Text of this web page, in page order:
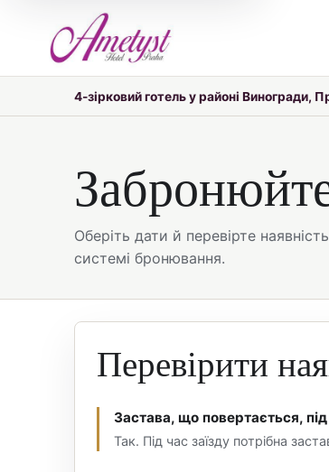
4-зірковий готель у районі Виногради,
Оберіть дати й перевірте
системі бронювання.
Перевірити
Застава, що повертається, під
Так. Під час заїзду потрібна